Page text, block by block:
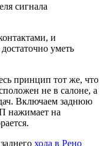
сигнала
и
уметь
принцип тот же, что
не в салоне, а
Включаем заднюю
нажимает на
хода в Рено